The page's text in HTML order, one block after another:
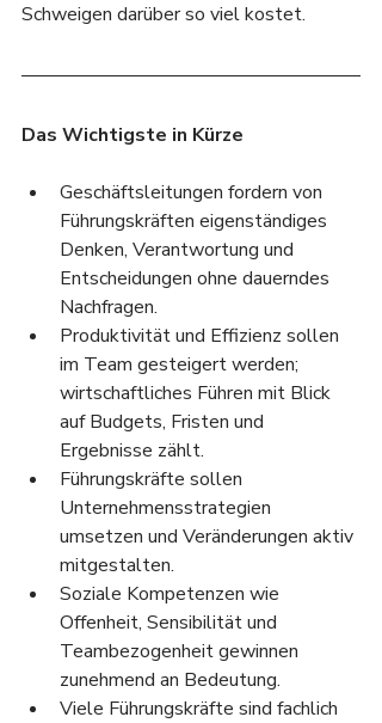
Schweigen darüber so viel kostet.
Das Wichtigste in Kürze
Geschäftsleitungen fordern von
Führungskräften eigenständiges
Denken, Verantwortung und
Entscheidungen ohne dauerndes
Nachfragen.
Produktivität und Effizienz sollen
im Team gesteigert werden;
wirtschaftliches Führen mit Blick
auf Budgets, Fristen und
Ergebnisse zählt.
Führungskräfte sollen
Unternehmensstrategien
umsetzen und Veränderungen aktiv
mitgestalten.
Soziale Kompetenzen wie
Offenheit, Sensibilität und
Teambezogenheit gewinnen
zunehmend an Bedeutung.
Viele Führungskräfte sind fachlich